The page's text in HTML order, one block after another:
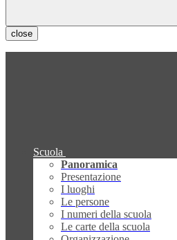
close
Scuola
Panoramica
Presentazione
I luoghi
Le persone
I numeri della scuola
Le carte della scuola